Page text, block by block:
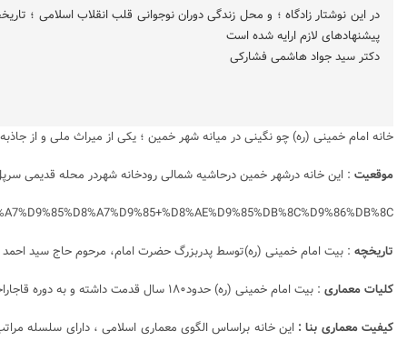
در این نوشتار زادگاه ؛ و محل زندگی دوران نوجوانی قلب انقلاب اسلامی
پیشنهادهای لازم ارایه شده است
دکتر سید جواد هاشمی فشارکی
خانه امام خمینی (ره) چو نگینی در میانه شهر خمین ؛ یکی از میراث ملی و از
موقعیت : این خانه درشهر خمین درحاشیه شمالی رودخانه شهردر محله قدیمی
تاریخچه : بیت امام خمینی (ره)توسط پدربزرگ حضرت امام، مرحوم حاج سید احمد درسال ۱۲۵۵ قمری از شحصی ‌به نام محسن خان
کلیات معماری : بیت امام خمینی (ره) حدود۱۸۰ سال قدمت داشته و به دوره قاجاراحداث شده است . بنای تاریخی حدود ۲۵۰۰ متر مربع ( به تعبیری با خانه مجاورش ۴۳۰۰ مترمربع ) مساحت دارد .
کیفیت معماری بنا : این خانه براساس الگوی معماری اسلامی ، دارای سلسله